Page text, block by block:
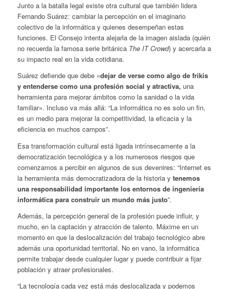
Junto a la batalla legal existe otra cultural que también lidera
Fernando Suárez: cambiar la percepción en el imaginario
colectivo de la informática y quienes desempeñan estas
funciones. El Consejo intenta alejarla de la imagen aislada (quién
no recuerda la famosa serie británica The IT Crowd) y acercarla a
su impacto real en la vida cotidiana.
Suárez defiende que debe «dejar de verse como algo de frikis
y entenderse como una profesión social y atractiva, una
herramienta para mejorar ámbitos como la sanidad o la vida
familiar». Incluso va más allá: “La informática no es solo un fin,
es un medio para mejorar la competitividad, la eficacia y la
eficiencia en muchos campos”.
Esa transformación cultural está ligada intrínsecamente a la
democratización tecnológica y a los numerosos riesgos que
comenzamos a percibir en algunos de sus devenires: “Internet es
la herramienta más democratizadora de la historia y tenemos
una responsabilidad importante los entornos de ingeniería
informática para construir un mundo más justo”.
Además, la percepción general de la profesión puede influir, y
mucho, en la captación y atracción de talento. Máxime en un
momento en que la deslocalización del trabajo tecnológico abre
además una oportunidad territorial. No en vano, la informática
permite trabajar desde cualquier lugar y puede contribuir a fijar
población y atraer profesionales.
“La tecnología cada vez está más deslocalizada y podemos